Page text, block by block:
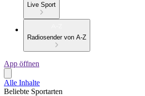
Live Sport
Radiosender von A-Z
App öffnen
Alle Inhalte
Beliebte Sportarten